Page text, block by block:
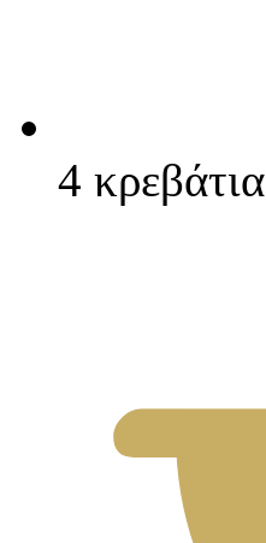
4 κρεβάτια